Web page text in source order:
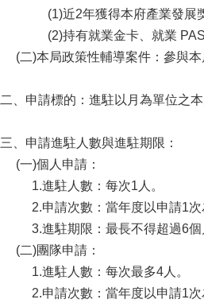
(1)近2年獲得本府產業發展
(2)持有就業金卡、就業
(二)本局政策性輔導案件：參與
二、申請標的：進駐以月為單位之
三、申請進駐人數與進駐期限：
(一)個人申請：
1.進駐人數：每次1人。
2.申請次數：當年度以申請1
3.進駐期限：最長不得超過6個
(二)團隊申請：
1.進駐人數：每次最多4人。
2.申請次數：當年度以申請1